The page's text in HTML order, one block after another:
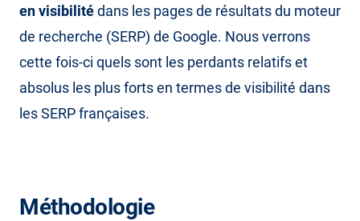
en visibilitédans les pages de résultats du moteur
de recherche (SERP) de Google. Nous verrons
cette fois-ci quels sont les perdants relatifs et
absolus les plus forts en termes de visibilité dans
les SERP françaises.
Méthodologie